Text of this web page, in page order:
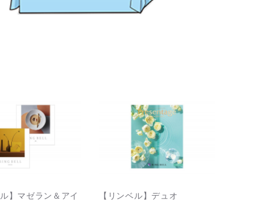
】マゼラン＆アイ 【リンベル】デュオ